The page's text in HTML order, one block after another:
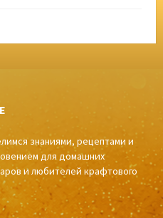
знаниями, рецептами и
для домашних
и любителей крафтового